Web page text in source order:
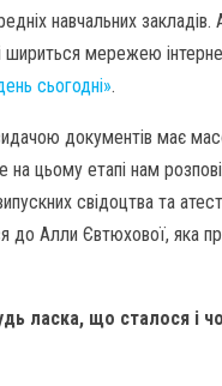
навчальних
мережею
сьогодні».
документів має
цьому етапі нам
свідоцтва та
до Алли Євтюхової, яка
ласка, що сталося і